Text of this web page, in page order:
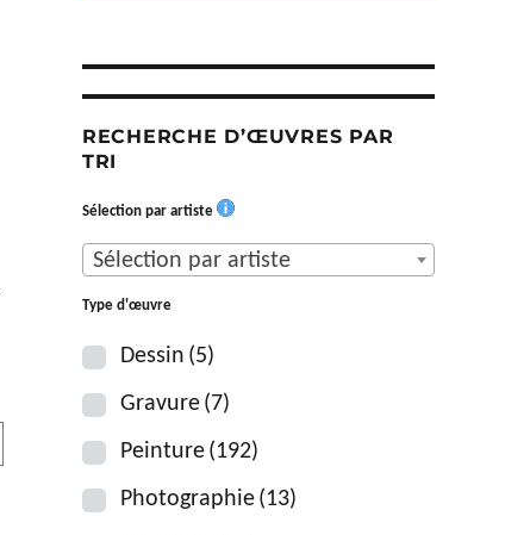
RECHERCHE D’ŒUVRES PAR
TRI
Sélection par artiste
Sélection par artiste
Type d'œuvre
Dessin (5)
Gravure (7)
Peinture (192)
Photographie (13)